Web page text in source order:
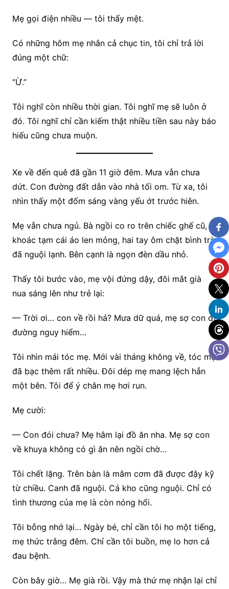
Mẹ gọi điện nhiều — tôi thấy mệt.
Có những hôm mẹ nhắn cả chục tin, tôi chỉ trả lời
đúng một chữ:
“Ừ.”
Tôi nghĩ còn nhiều thời gian. Tôi nghĩ mẹ sẽ luôn ở
đó. Tôi nghĩ chỉ cần kiếm thật nhiều tiền sau này báo
hiếu cũng chưa muộn.
Xe về đến quê đã gần 11 giờ đêm. Mưa vẫn chưa
dứt. Con đường đất dẫn vào nhà tối om. Từ xa, tôi
nhìn thấy một đốm sáng vàng yếu ớt trước hiên.
Mẹ vẫn chưa ngủ. Bà ngồi co ro trên chiếc ghế cũ,
khoác tạm cái áo len mỏng, hai tay ôm chặt bình trà
đã nguội lạnh. Bên cạnh là ngọn đèn dầu nhỏ.
Thấy tôi bước vào, mẹ vội đứng dậy, đôi mắt già
nua sáng lên như trẻ lại:
— Trời ơi… con về rồi hả? Mưa dữ quá, mẹ sợ con đi
đường nguy hiểm…
Tôi nhìn mái tóc mẹ. Mới vài tháng không về, tóc mẹ
đã bạc thêm rất nhiều. Đôi dép mẹ mang lệch hẳn
một bên. Tôi để ý chân mẹ hơi run.
Mẹ cười:
— Con đói chưa? Mẹ hâm lại đồ ăn nha. Mẹ sợ con
về khuya không có gì ăn nên ngồi chờ…
Tôi chết lặng. Trên bàn là mâm cơm đã được đậy kỹ
từ chiều. Canh đã nguội. Cá kho cũng nguội. Chỉ có
tình thương của mẹ là còn nóng hổi.
Tôi bỗng nhớ lại… Ngày bé, chỉ cần tôi ho một tiếng,
mẹ thức trắng đêm. Chỉ cần tôi buồn, mẹ lo hơn cả
đau bệnh.
Còn bây giờ… Mẹ già rồi. Vậy mà thứ mẹ nhận lại chỉ